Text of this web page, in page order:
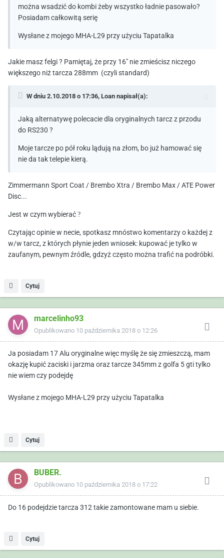
można wsadzić do kombi żeby wszystko ładnie pasowało?
Posiadam całkowitą serię
Wysłane z mojego MHA-L29 przy użyciu Tapatalka
Jakie masz felgi ? Pamiętaj, że przy 16" nie zmieścisz niczego
większego niż tarcza 288mm (czyli standard)
W dniu 2.10.2018 o 17:36, Loan napisał(a):
Jaką alternatywę polecacie dla oryginalnych tarcz z przodu
do RS230 ?
Moje tarcze po pół roku lądują na złom, bo już hamować się
nie da tak telepie kierą.
Zimmermann Sport Coat / Brembo Xtra / Brembo Max / ATE Power
Disc...
Jest w czym wybierać?
Czytając opinie w necie, spotkasz mnóstwo komentarzy o każdej z
w/w tarcz, z których płynie jeden wniosek: kupować je tylko w
zaufanym, pewnym źródle, gdzyż często można trafić na podróbki.
Cytuj
marcelinho93
Opublikowano 10 października 2018 o 12:26
Ja posiadam 17 Alu oryginalne więc myślę że się zmieszczą, mam
okazję kupić zaciski i jarzma oraz tarcze 345mm z golfa 5 gti tylko
nie wiem czy podejdę
Wysłane z mojego MHA-L29 przy użyciu Tapatalka
Cytuj
BUBER.
Opublikowano 10 października 2018 o 17:22
Do 16 podejdzie tarcza 312 takie zamontowane mam u siebie.
Cytuj